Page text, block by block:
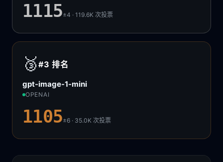
1115±4 · 119.6K次投票
🥉 #3排名
gpt-image-1-mini
OPENAI
1105±6 · 35.0K次投票